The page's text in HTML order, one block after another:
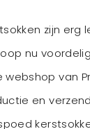
zijn erg
nu
van
en